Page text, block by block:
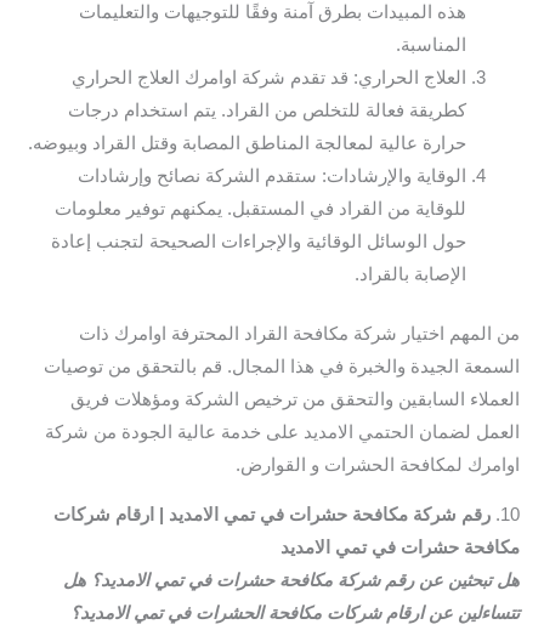
هذه المبيدات بطرق آمنة وفقًا للتوجيهات والتعليمات
المناسبة.
العلاج الحراري: قد تقدم شركة اوامرك العلاج الحراري
كطريقة فعالة للتخلص من القراد. يتم استخدام درجات
حرارة عالية لمعالجة المناطق المصابة وقتل القراد وبيوضه.
الوقاية والإرشادات: ستقدم الشركة نصائح وإرشادات
للوقاية من القراد في المستقبل. يمكنهم توفير معلومات
حول الوسائل الوقائية والإجراءات الصحيحة لتجنب إعادة
الإصابة بالقراد.
من المهم اختيار شركة مكافحة القراد المحترفة اوامرك ذات
السمعة الجيدة والخبرة في هذا المجال. قم بالتحقق من توصيات
العملاء السابقين والتحقق من ترخيص الشركة ومؤهلات فريق
العمل لضمان الحتمي الامديد على خدمة عالية الجودة من شركة
اوامرك لمكافحة الحشرات و القوارض.
10. رقم شركة مكافحة حشرات في تمي الامديد | ارقام شركات
مكافحة حشرات في تمي الامديد
هل تبحثين عن رقم شركة مكافحة حشرات في تمي الامديد؟ هل
تتساءلين عن ارقام شركات مكافحة الحشرات في تمي الامديد؟